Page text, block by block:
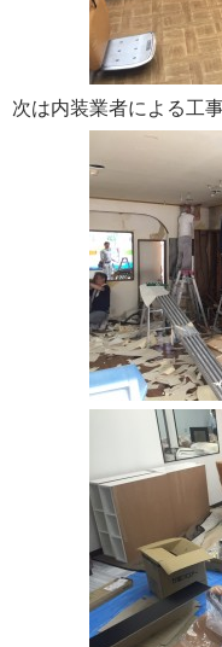
次は内装業者による工